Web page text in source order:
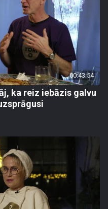
00:43:54
ka reiz iebāzis galvu